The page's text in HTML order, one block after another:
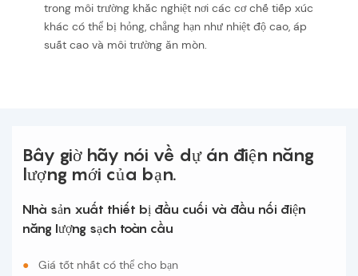
trong môi trường khắc nghiệt nơi các cơ chế tiếp xúc
khác có thể bị hỏng, chẳng hạn như nhiệt độ cao, áp
suất cao và môi trường ăn mòn.
Bây giờ hãy nói về dự án điện năng
lượng mới của bạn.
Nhà sản xuất thiết bị đầu cuối và đầu nối điện
năng lượng sạch toàn cầu
●
Giá tốt nhất có thể cho bạn